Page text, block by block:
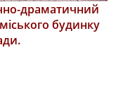
драматичний
будинку